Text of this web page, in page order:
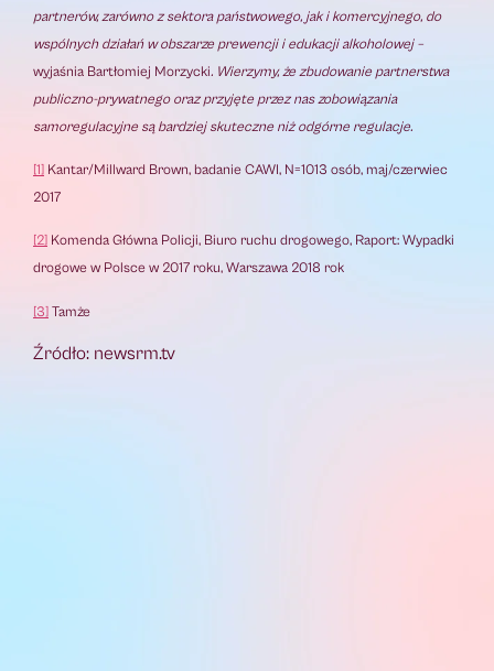
partnerów, zarówno z sektora państwowego, jak i komercyjnego, do
wspólnych działań w obszarze prewencji i edukacji alkoholowej –
wyjaśnia Bartłomiej Morzycki. Wierzymy, że zbudowanie partnerstwa
publiczno-prywatnego oraz przyjęte przez nas zobowiązania
samoregulacyjne są bardziej skuteczne niż odgórne regulacje.
[1] Kantar/Millward Brown, badanie CAWI, N=1013 osób, maj/czerwiec
2017
[2] Komenda Główna Policji, Biuro ruchu drogowego, Raport: Wypadki
drogowe w Polsce w 2017 roku, Warszawa 2018 rok
[3] Tamże
Źródło: newsrm.tv